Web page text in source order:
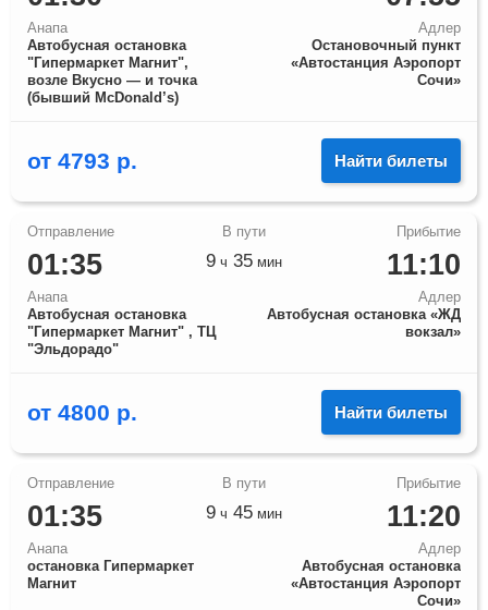
Анапа
Автобусная остановка
"Гипермаркет Магнит",
возле Вкусно — и точка
(бывший McDonald’s)
Адлер
Остановочный пункт
«Автостанция Аэропорт
Сочи»
от 4793 р. Найти билеты
01:35
Анапа
Автобусная остановка
"Гипермаркет Магнит" , ТЦ
"Эльдорадо"
11:10
Адлер
Автобусная остановка «ЖД
вокзал»
9 ч 35 мин
от 4800 р. Найти билеты
01:35
Анапа
остановка Гипермаркет
Магнит
11:20
Адлер
Автобусная остановка
«Автостанция Аэропорт
Сочи»
9 ч 45 мин